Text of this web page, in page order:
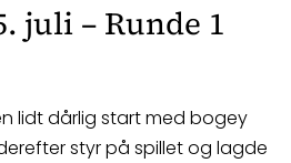
juli – Runde 1
lidt dårlig start med bogey
styr på spillet og lagde